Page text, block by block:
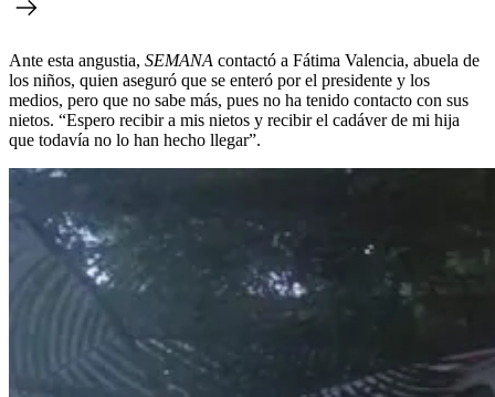
Ante esta angustia, SEMANA contactó a Fátima Valencia, abuela de
los niños, quien aseguró que se enteró por el presidente y los
medios, pero que no sabe más, pues no ha tenido contacto con sus
nietos. “Espero recibir a mis nietos y recibir el cadáver de mi hija
que todavía no lo han hecho llegar”.